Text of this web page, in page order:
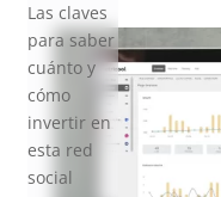
Las claves
para saber
cuánto y
cómo
invertir en
esta red
social